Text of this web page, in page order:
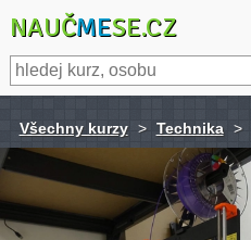
NAUČMESE.CZ
Všechny kurzy > Technika >